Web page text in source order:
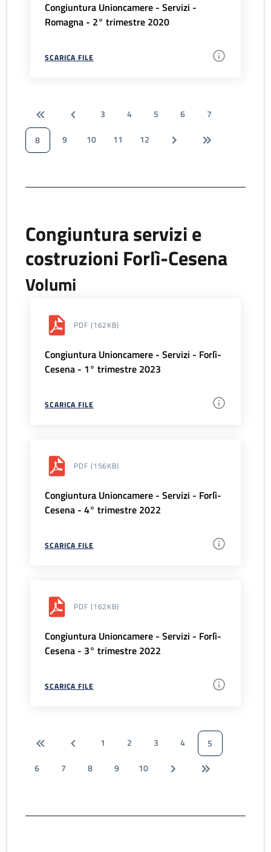
Congiuntura Unioncamere - Servizi -
Romagna - 2° trimestre 2020
SCARICA FILE
3 4 5 6
7
8
9 10 11 12
Congiuntura servizi e
costruzioni Forlì-Cesena
Volumi
PDF (162KB)
Congiuntura Unioncamere - Servizi - Forlì-
Cesena - 1° trimestre 2023
SCARICA FILE
PDF (156KB)
Congiuntura Unioncamere - Servizi - Forlì-
Cesena - 4° trimestre 2022
SCARICA FILE
PDF (162KB)
Congiuntura Unioncamere - Servizi - Forlì-
Cesena - 3° trimestre 2022
SCARICA FILE
1 2 3 4
5
6
7 8 9 10